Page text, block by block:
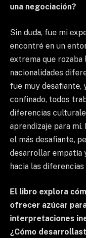
una negociación?
Sin duda, fue mi
encontré en un
extrema que rozaba
nacionalidades
fue muy desafiante,
confinado, todos
diferencias
aprendizaje para
el más desafiante,
desarrollar empatía
hacia las
El libro explora
ofrecer azúcar
interpretaciones
¿Cómo